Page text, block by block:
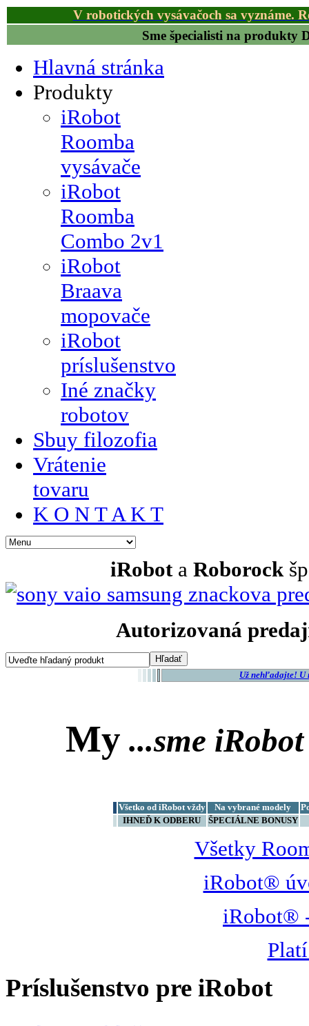
V robotických vysávačoch sa vyznáme.
Sme špecialisti na produkty
Hlavná stránka
Produkty
iRobot
Roomba
vysávače
iRobot
Roomba
Combo 2v1
iRobot
Braava
mopovače
iRobot
príslušenstvo
Iné značky
robotov
Sbuy filozofia
Vrátenie
tovaru
K O N T A K T
iRobot a Roborock
Autorizovaná
Už nehľadajte! U
My ...sme iRobot
Všetko od iRobot vždy Na vybrané modely
IHNEĎ K ODBERU
ŠPECIÁLNE BONUSY
Všetky
iRobot®
iRobot®
Príslušenstvo pre iRobot